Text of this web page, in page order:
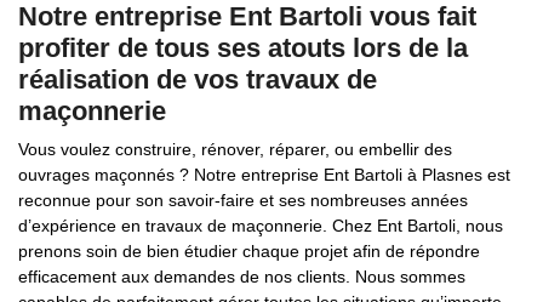
Notre entreprise Ent Bartoli vous fait
profiter de tous ses atouts lors de la
réalisation de vos travaux de
maçonnerie
Vous voulez construire, rénover, réparer, ou embellir des
ouvrages maçonnés ? Notre entreprise Ent Bartoli à Plasnes est
reconnue pour son savoir-faire et ses nombreuses années
d’expérience en travaux de maçonnerie. Chez Ent Bartoli, nous
prenons soin de bien étudier chaque projet afin de répondre
efficacement aux demandes de nos clients. Nous sommes